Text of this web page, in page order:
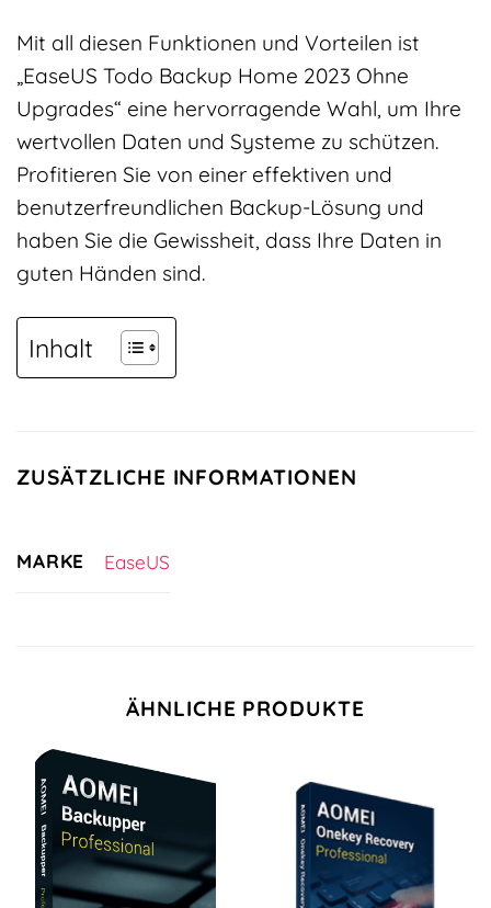
Mit all diesen Funktionen und Vorteilen ist
„EaseUS Todo Backup Home 2023 Ohne
Upgrades“ eine hervorragende Wahl, um Ihre
wertvollen Daten und Systeme zu schützen.
Profitieren Sie von einer effektiven und
benutzerfreundlichen Backup-Lösung und
haben Sie die Gewissheit, dass Ihre Daten in
guten Händen sind.
Inhalt
ZUSÄTZLICHE INFORMATIONEN
MARKE EaseUS
ÄHNLICHE PRODUKTE